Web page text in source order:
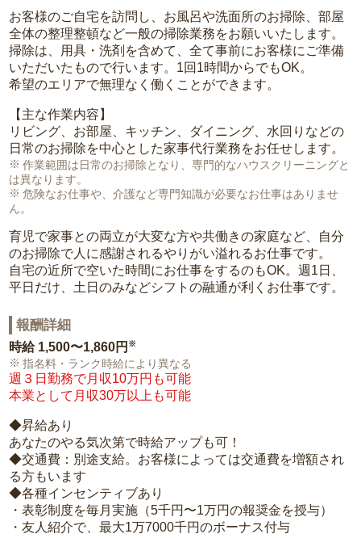
お客様のご自宅を訪問し、お風呂や洗面所のお掃除、部屋
全体の整理整頓など一般の掃除業務をお願いいたします。
掃除は、用具・洗剤を含めて、全て事前にお客様にご準備
いただいたもので行います。1回1時間からでもOK。
希望のエリアで無理なく働くことができます。
【主な作業内容】
リビング、お部屋、キッチン、ダイニング、水回りなどの
日常のお掃除を中心とした家事代行業務をお任せします。
作業範囲は日常のお掃除となり、専門的なハウスクリーニングと
は異なります。
危険なお仕事や、介護など専門知識が必要なお仕事はありませ
ん。
育児で家事との両立が大変な方や共働きの家庭など、自分
のお掃除で人に感謝されるやりがい溢れるお仕事です。
自宅の近所で空いた時間にお仕事をするのもOK。週1日、
平日だけ、土日のみなどシフトの融通が利くお仕事です。
報酬詳細
時給 1,500〜1,860円 ※
指名料・ランク時給により異なる
週３日勤務で月収10万円も可能
本業として月収30万以上も可能
◆昇給あり
あなたのやる気次第で時給アップも可！
◆交通費：別途支給。お客様によっては交通費を増額され
る方もいます
◆各種インセンティブあり
・表彰制度を毎月実施（5千円〜1万円の報奨金を授与）
・友人紹介で、最大1万7000千円のボーナス付与